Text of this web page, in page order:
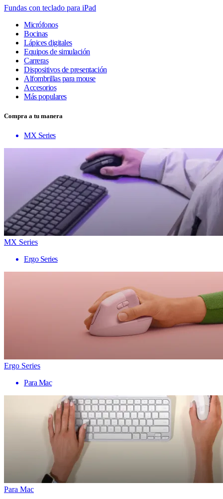
Fundas con teclado para iPad
Micrófonos
Bocinas
Lápices digitales
Equipos de simulación
Carreras
Dispositivos de presentación
Alfombrillas para mouse
Accesorios
Más populares
Compra a tu manera
MX Series
MX Series
Ergo Series
Ergo Series
Para Mac
Para Mac